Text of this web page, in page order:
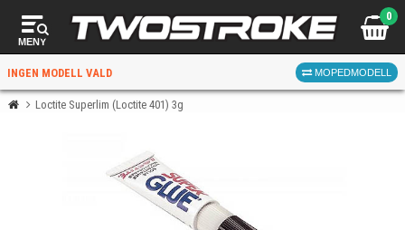
MENY
0
INGEN MODELL VALD MOPEDMODELL
VÄLJ MOPED
Loctite Superlim (Loctite 401) 3g